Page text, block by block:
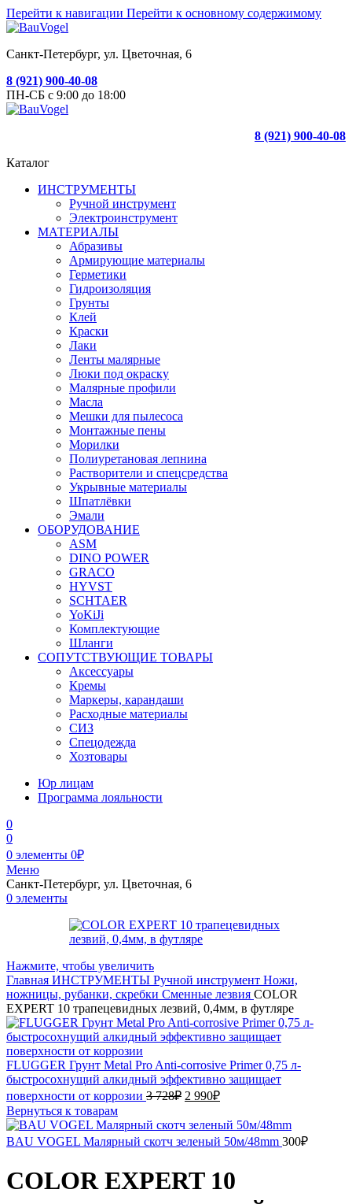
Перейти к навигации Перейти к основному содержимому
Санкт-Петербург, ул. Цветочная, 6
8 (921) 900-40-08
ПН-СБ с 9:00 до 18:00
8 (921) 900-40-08
Каталог
ИНСТРУМЕНТЫ
Ручной инструмент
Электроинструмент
МАТЕРИАЛЫ
Абразивы
Армирующие материалы
Герметики
Гидроизоляция
Грунты
Клей
Краски
Лаки
Ленты малярные
Люки под окраску
Малярные профили
Масла
Мешки для пылесоса
Монтажные пены
Морилки
Полиуретановая лепнина
Растворители и спецсредства
Укрывные материалы
Шпатлёвки
Эмали
ОБОРУДОВАНИЕ
ASM
DINO POWER
GRACO
HYVST
SCHTAER
YoKiJi
Комплектующие
Шланги
СОПУТСТВУЮЩИЕ ТОВАРЫ
Аксессуары
Кремы
Маркеры, карандаши
Расходные материалы
СИЗ
Спецодежда
Хозтовары
Юр лицам
Программа лояльности
0
0
0 элементы 0₽
Меню
Санкт-Петербург, ул. Цветочная, 6
0 элементы
Нажмите, чтобы увеличить
Главная ИНСТРУМЕНТЫ Ручной инструмент Ножи,
ножницы, рубанки, скребки Сменные лезвия COLOR
EXPERT 10 трапецевидных лезвий, 0,4мм, в футляре
FLUGGER Грунт Metal Pro Anti-corrosive Primer 0,75 л-
быстросохнущий алкидный эффективно защищает
поверхности от коррозии 3 728₽ Первоначальная
составляла
3
728₽.
2 990₽Текущая
2
990₽.
Вернуться к товарам
BAU VOGEL Малярный скотч зеленый 50м/48mm 300₽
COLOR EXPERT 10